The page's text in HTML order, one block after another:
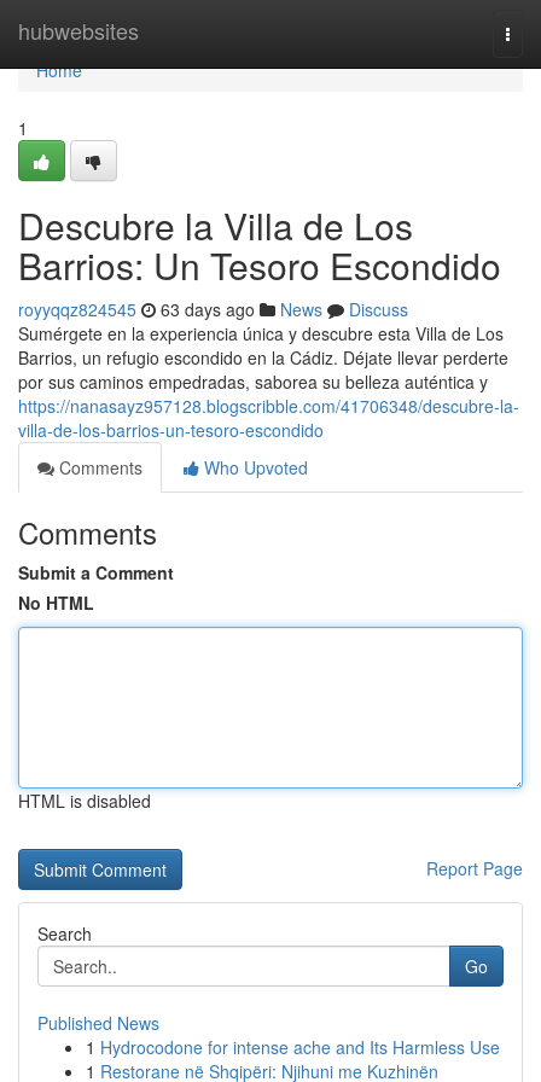
hubwebsites
Home
Home
1
Descubre la Villa de Los
Barrios: Un Tesoro Escondido
royyqqz824545 63 days ago News
Discuss
Sumérgete en la experiencia única y descubre esta Villa de Los
Barrios, un refugio escondido en la Cádiz. Déjate llevar perderte
por sus caminos empedradas, saborea su belleza auténtica y
https://nanasayz957128.blogscribble.com/41706348/descubre-la-
villa-de-los-barrios-un-tesoro-escondido
Comments
Who Upvoted
Comments
Submit a Comment
No HTML
HTML is disabled
Report Page
Search
Go
Published News
1 Hydrocodone for intense ache and Its Harmless Use
1 Restorane në Shqipëri: Njihuni me Kuzhinën